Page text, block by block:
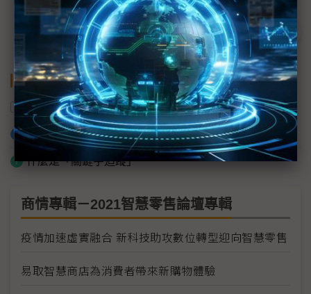
關鍵字
零售 OMO 勤業眾信
加入已選取到「關鍵字追蹤」
什麼是「關鍵字追蹤」
商情專輯－2021智慧零售論壇專輯
疫情加速虛實融合 新科技助攻數位轉型迎向智慧零售
易取智慧商店為消費者帶來新購物體驗